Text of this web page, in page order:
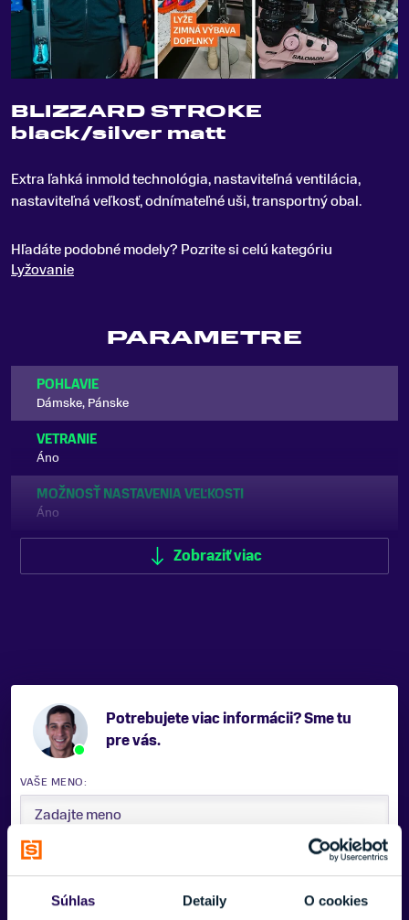
Súhlas Detaily O cookies
BLIZZARD STROKE
black/silver matt
Extra ľahká inmold technológia, nastaviteľná ventilácia,
nastaviteľná veľkosť, odnímateľné uši, transportný obal.
Hľadáte podobné modely? Pozrite si celú kategóriu
Lyžovanie
PARAMETRE
POHLAVIE
Dámske, Pánske
VETRANIE
Áno
MOŽNOSŤ NASTAVENIA VEĽKOSTI
Áno
Zobraziť menej
Zobraziť viac
Potrebujete viac informácii? Sme tu
pre vás.
VAŠE MENO:
E-MAIL: